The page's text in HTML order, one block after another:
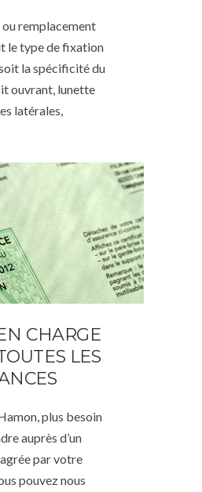
remplacement
le type de fixation
la spécificité du
ouvrant, lunette
latérales,
CHARGE
LES
plus besoin
auprès d’un
par votre
pouvez nous